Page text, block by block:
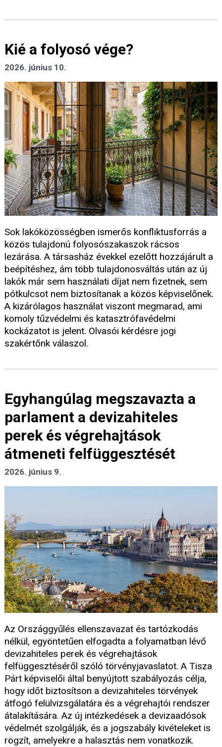
Kié a folyosó vége?
2026. június 10.
Sok lakóközösségben ismerős konfliktusforrás a
közös tulajdonú folyosószakaszok rácsos
lezárása. A társasház évekkel ezelőtt hozzájárult a
beépítéshez, ám több tulajdonosváltás után az új
lakók már sem használati díjat nem fizetnek, sem
pótkulcsot nem biztosítanak a közös képviselőnek.
A kizárólagos használat viszont megmarad, ami
komoly tűzvédelmi és katasztrófavédelmi
kockázatot is jelent. Olvasói kérdésre jogi
szakértőnk válaszol.
Egyhangúlag megszavazta a
parlament a devizahiteles
perek és végrehajtások
átmeneti felfüggesztését
2026. június 9.
Az Országgyűlés ellenszavazat és tartózkodás
nélkül, egyöntetűen elfogadta a folyamatban lévő
devizahiteles perek és végrehajtások
felfüggesztéséről szóló törvényjavaslatot. A Tisza
Párt képviselői által benyújtott szabályozás célja,
hogy időt biztosítson a devizahiteles törvények
átfogó felülvizsgálatára és a végrehajtói rendszer
átalakítására. Az új intézkedések a devizaadósok
védelmét szolgálják, és a jogszabály kivételeket is
rögzít, amelyekre a halasztás nem vonatkozik.